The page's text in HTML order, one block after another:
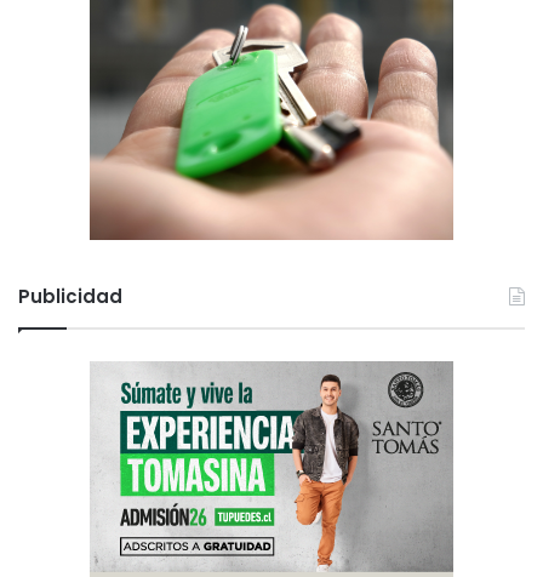
Publicidad